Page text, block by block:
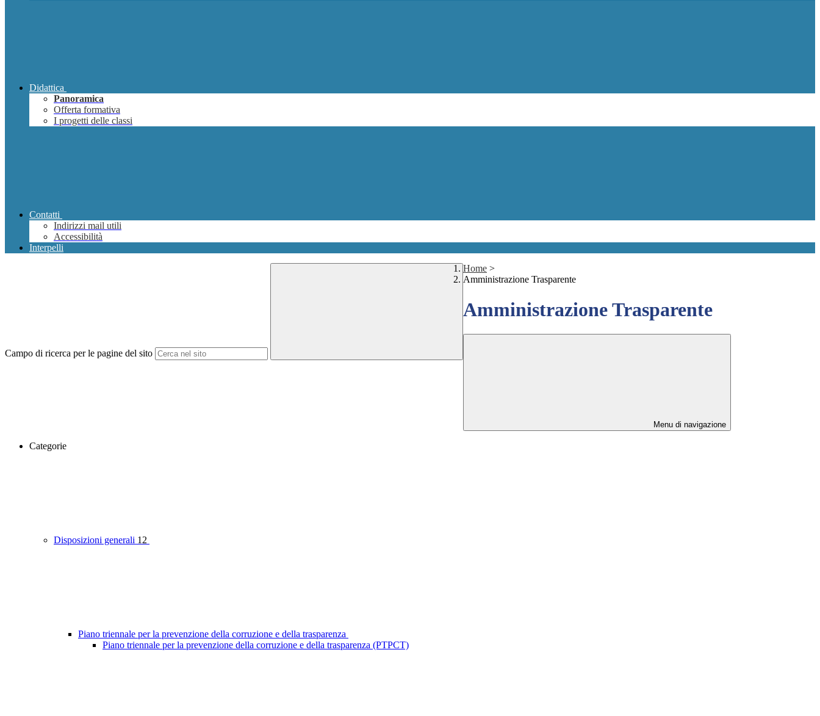
Didattica
Panoramica
Offerta formativa
I progetti delle classi
Contatti
Indirizzi mail utili
Accessibilità
Interpelli
Campo di ricerca per le pagine del sito
Home >
Amministrazione Trasparente
Amministrazione Trasparente
Menu di navigazione
Categorie
Disposizioni generali 12
Piano triennale per la prevenzione della corruzione e della trasparenza
Piano triennale per la prevenzione della corruzione e della trasparenza (PTPCT)